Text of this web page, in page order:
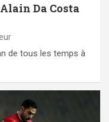
Da Costa
de tous les temps à